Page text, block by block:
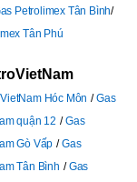
Petrolimex Tân Bình
Tân Phú
Hóc Môn
Gas
quận 12
Gas
Gò Vấp
Gas
Tân Bình
Gas